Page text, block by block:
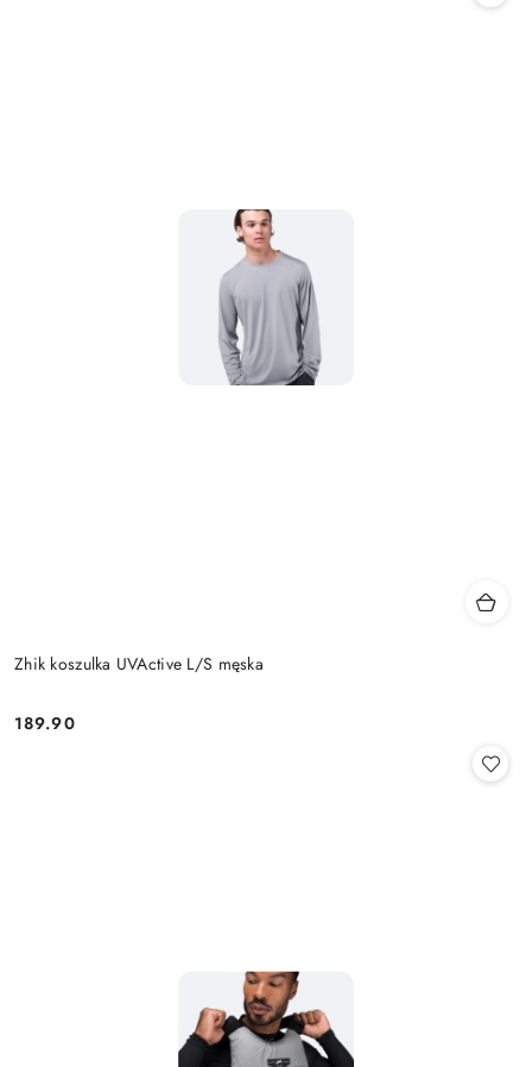
Zhik koszulka UVActive L/S męska
Cena:
189.90